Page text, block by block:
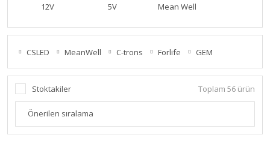
12V 5V Mean Well
CSLED MeanWell C-trons Forlife GEM
Stoktakiler Toplam 56 ürün